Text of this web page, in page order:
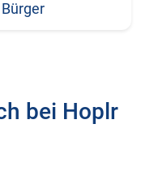
bei Hoplr